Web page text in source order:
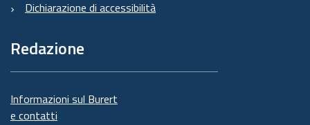
Dichiarazione di accessibilità
Redazione
Informazioni sul Burert
e contatti